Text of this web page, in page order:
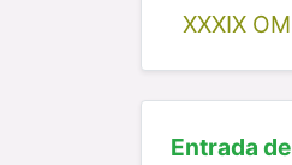
XXXIX
Entrada